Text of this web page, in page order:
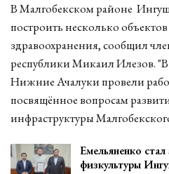
В Малгобекском районе
построить несколько
здравоохранения, сообщил
республики Микаил Илезов.
Нижние Ачалуки провели
посвящённое вопросам
инфраструктуры
Емельяненко
физкультуры